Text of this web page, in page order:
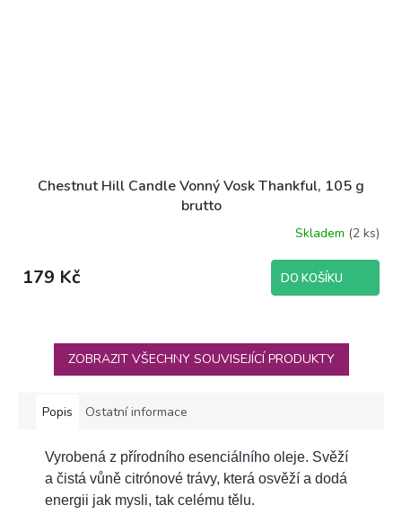
Chestnut Hill Candle Vonný Vosk Thankful, 105 g
brutto
Skladem (2 ks)
179 Kč DO KOŠÍKU
ZOBRAZIT VŠECHNY SOUVISEJÍCÍ PRODUKTY
Popis Ostatní informace
Vyrobená z přírodního esenciálního oleje. Svěží
a čistá vůně citrónové trávy, která osvěží a dodá
energii jak mysli, tak celému tělu.